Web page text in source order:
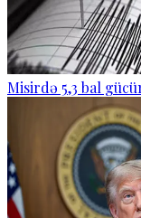
Misirdə 5,3 bal